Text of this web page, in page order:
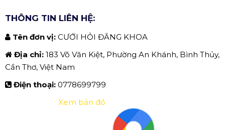
THÔNG TIN LIÊN HỆ:
Tên đơn vị: CƯỚI HỎI ĐĂNG KHOA
Địa chỉ: 183 Võ Văn Kiệt, Phường An Khánh, Bình Thủy,
Cần Thơ, Việt Nam
Điện thoại: 0778699799
Xem bản đồ